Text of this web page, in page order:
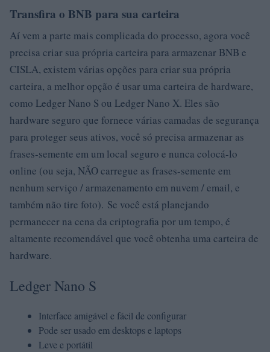
Transfira o BNB para sua carteira
Aí vem a parte mais complicada do processo, agora você
precisa criar sua própria carteira para armazenar BNB e
CISLA, existem várias opções para criar sua própria
carteira, a melhor opção é usar uma carteira de hardware,
como Ledger Nano S ou Ledger Nano X. Eles são
hardware seguro que fornece várias camadas de segurança
para proteger seus ativos, você só precisa armazenar as
frases-semente em um local seguro e nunca colocá-lo
online (ou seja, NÃO carregue as frases-semente em
nenhum serviço / armazenamento em nuvem / email, e
também não tire foto). Se você está planejando
permanecer na cena da criptografia por um tempo, é
altamente recomendável que você obtenha uma carteira de
hardware.
Ledger Nano S
Interface amigável e fácil de configurar
Pode ser usado em desktops e laptops
Leve e portátil